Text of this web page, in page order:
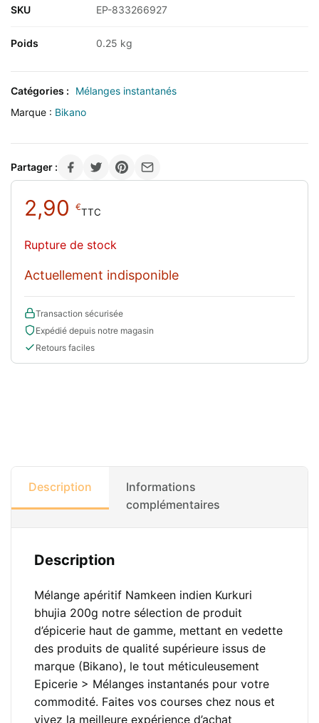
SKU EP-833266927
Poids 0.25 kg
Catégories :
Mélanges instantanés
Marque : Bikano
Partager :
2,90 €TTC
Rupture de stock
Actuellement indisponible
Transaction sécurisée
Expédié depuis notre magasin
Retours faciles
Description
Informations
complémentaires
Description
Mélange apéritif Namkeen indien Kurkuri
bhujia 200g notre sélection de produit
d’épicerie haut de gamme, mettant en vedette
des produits de qualité supérieure issus de
marque (Bikano), le tout méticuleusement
Epicerie > Mélanges instantanés pour votre
commodité. Faites vos courses chez nous et
vivez la meilleure expérience d’achat